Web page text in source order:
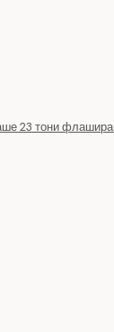
23 тони